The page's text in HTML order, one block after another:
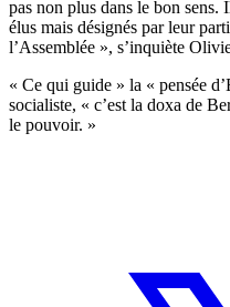
pas non plus dans le bon sens.
élus mais désignés par leur
l’Assemblée », s’inquiète
« Ce qui guide » la « pensée
socialiste, « c’est la doxa de
le pouvoir. »